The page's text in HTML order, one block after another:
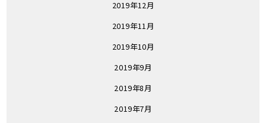
2019年12月
2019年11月
2019年10月
2019年9月
2019年8月
2019年7月